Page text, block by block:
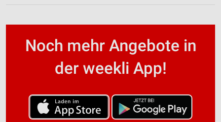
Noch mehr Angebote in
der weekli App!